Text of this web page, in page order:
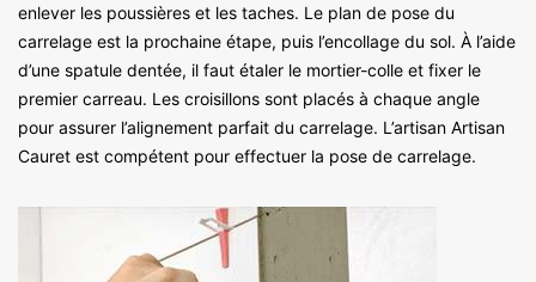
enlever les poussières et les taches. Le plan de pose du
carrelage est la prochaine étape, puis l’encollage du sol. À l’aide
d’une spatule dentée, il faut étaler le mortier-colle et fixer le
premier carreau. Les croisillons sont placés à chaque angle
pour assurer l’alignement parfait du carrelage. L’artisan Artisan
Cauret est compétent pour effectuer la pose de carrelage.